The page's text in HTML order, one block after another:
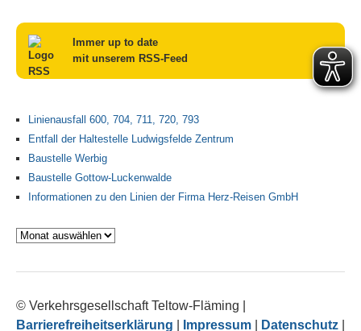
Immer up to date
mit unserem RSS-Feed
Linienausfall 600, 704, 711, 720, 793
Entfall der Haltestelle Ludwigsfelde Zentrum
Baustelle Werbig
Baustelle Gottow-Luckenwalde
Informationen zu den Linien der Firma Herz-Reisen GmbH
Archiv
© Verkehrsgesellschaft Teltow-Fläming
Barrierefreiheitserklärung
Impressum Datenschutz